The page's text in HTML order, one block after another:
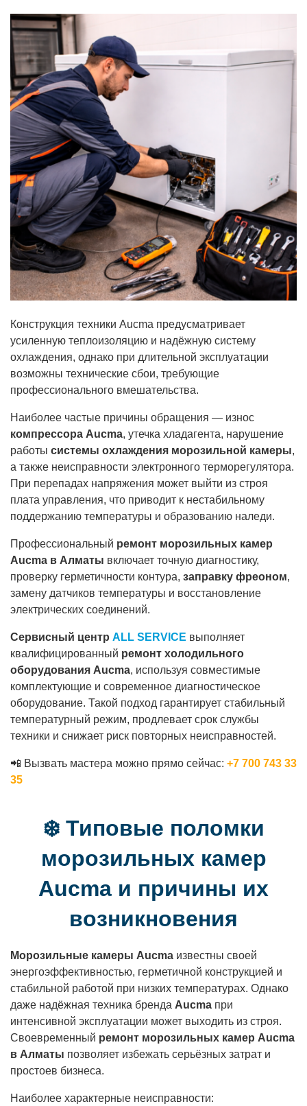
Конструкция техники Aucma предусматривает
усиленную теплоизоляцию и надёжную систему
охлаждения, однако при длительной эксплуатации
возможны технические сбои, требующие
профессионального вмешательства.
Наиболее частые причины обращения — износ
компрессора Aucma, утечка хладагента, нарушение
работы системы охлаждения морозильной камеры,
а также неисправности электронного терморегулятора.
При перепадах напряжения может выйти из строя
плата управления, что приводит к нестабильному
поддержанию температуры и образованию наледи.
Профессиональный ремонт морозильных камер
Aucma в Алматы включает точную диагностику,
проверку герметичности контура, заправку фреоном,
замену датчиков температуры и восстановление
электрических соединений.
Сервисный центр ALL SERVICE выполняет
квалифицированный ремонт холодильного
оборудования Aucma, используя совместимые
комплектующие и современное диагностическое
оборудование. Такой подход гарантирует стабильный
температурный режим, продлевает срок службы
техники и снижает риск повторных неисправностей.
📲 Вызвать мастера можно прямо сейчас: +7 700 743 33
35
❄️ Типовые поломки
морозильных камер
Aucma и причины их
возникновения
Морозильные камеры Aucma известны своей
энергоэффективностью, герметичной конструкцией и
стабильной работой при низких температурах. Однако
даже надёжная техника бренда Aucma при
интенсивной эксплуатации может выходить из строя.
Своевременный ремонт морозильных камер Aucma
в Алматы позволяет избежать серьёзных затрат и
простоев бизнеса.
Наиболее характерные неисправности: